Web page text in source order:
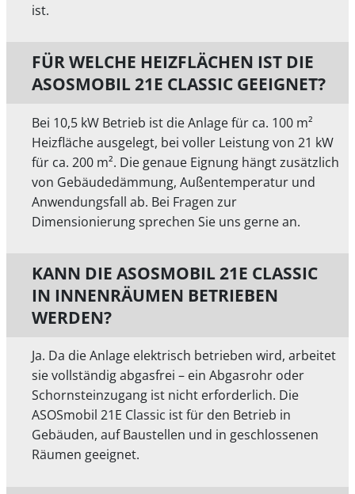
ist.
FÜR WELCHE HEIZFLÄCHEN IST DIE
ASOSMOBIL 21E CLASSIC GEEIGNET?
Bei 10,5 kW Betrieb ist die Anlage für ca. 100 m²
Heizfläche ausgelegt, bei voller Leistung von 21 kW
für ca. 200 m². Die genaue Eignung hängt zusätzlich
von Gebäudedämmung, Außentemperatur und
Anwendungsfall ab. Bei Fragen zur
Dimensionierung sprechen Sie uns gerne an.
KANN DIE ASOSMOBIL 21E CLASSIC
IN INNENRÄUMEN BETRIEBEN
WERDEN?
Ja. Da die Anlage elektrisch betrieben wird, arbeitet
sie vollständig abgasfrei – ein Abgasrohr oder
Schornsteinzugang ist nicht erforderlich. Die
ASOSmobil 21E Classic ist für den Betrieb in
Gebäuden, auf Baustellen und in geschlossenen
Räumen geeignet.